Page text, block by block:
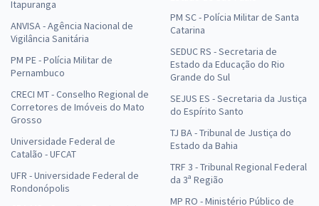
Itapuranga
ANVISA - Agência Nacional de
Vigilância Sanitária
PM PE - Polícia Militar de
Pernambuco
CRECI MT - Conselho Regional de
Corretores de Imóveis do Mato
Grosso
Universidade Federal de
Catalão - UFCAT
UFR - Universidade Federal de
Rondonópolis
PM SC - Polícia Militar de Santa
Catarina
SEDUC RS - Secretaria de
Estado da Educação do Rio
Grande do Sul
SEJUS ES - Secretaria da Justiça
do Espírito Santo
TJ BA - Tribunal de Justiça do
Estado da Bahia
TRF 3 - Tribunal Regional Federal
da 3ª Região
MP RO - Ministério Público de